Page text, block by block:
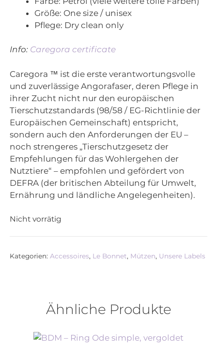
Größe: One size / unisex
Pflege: Dry clean only
Info: Caregora certificate
Caregora ™ ist die erste verantwortungsvolle
und zuverlässige Angorafaser, deren Pflege in
ihrer Zucht nicht nur den europäischen
Tierschutzstandards (98/58 / EG-Richtlinie der
Europäischen Gemeinschaft) entspricht,
sondern auch den Anforderungen der EU –
noch strengeres „Tierschutzgesetz der
Empfehlungen für das Wohlergehen der
Nutztiere“ – empfohlen und gefördert von
DEFRA (der britischen Abteilung für Umwelt,
Ernährung und ländliche Angelegenheiten).
Nicht vorrätig
Kategorien: Accessoires, Le Bonnet, Mützen, Unsere Labels
Ähnliche Produkte